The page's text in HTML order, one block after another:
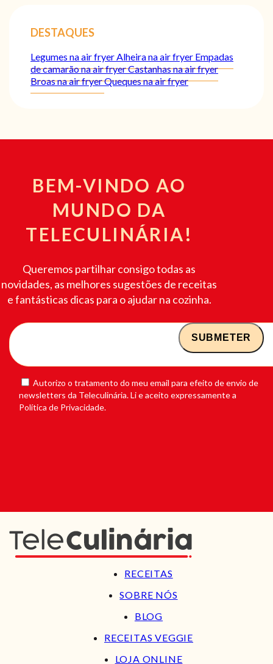
DESTAQUES
Legumes na air fryerAlheira na air fryer Empadas
de camarão na air fryerCastanhas na air fryer
Broas na air fryerQueques na air fryer
BEM-VINDO AO
MUNDO DA
TELECULINÁRIA!
Queremos partilhar consigo todas as
novidades, as melhores sugestões de receitas
e fantásticas dicas para o ajudar na cozinha.
Autorizo o tratamento do meu email para efeito de envio de
newsletters da Teleculinária. Li e aceito expressamente a
Política de Privacidade.
RECEITAS
SOBRE NÓS
BLOG
RECEITAS VEGGIE
LOJA ONLINE